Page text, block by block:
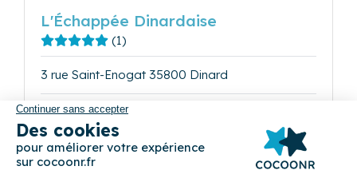
L'Échappée Dinardaise
(1)
3 rue Saint-Enogat 35800 Dinard
4
Ascenseur • Terrasse